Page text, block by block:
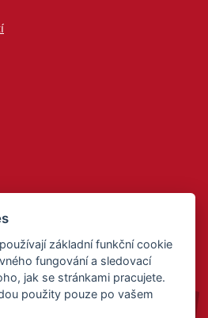
základní funkční cookie
fungování a sledovací
jak se stránkami pracujete.
použity pouze po vašem